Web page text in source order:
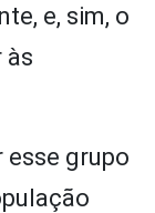
e, sim, o
às
esse grupo